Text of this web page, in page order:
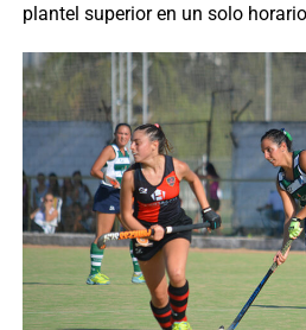
plantel superior en un solo